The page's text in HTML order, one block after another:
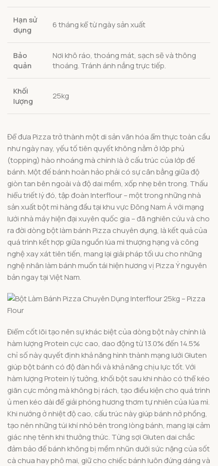
Hạn sử
dụng
6 tháng kể từ ngày sản xuất
Bảo
quản
Nơi khô ráo, thoáng mát, sạch sẽ và thông
thoáng. Tránh ánh nắng trực tiếp.
Khối
lượng
25kg
Để đưa Pizza trở thành một di sản văn hóa ẩm thực toàn cầu
như ngày nay, yếu tố tiên quyết không nằm ở lớp phủ
(topping) hào nhoáng mà chính là ở cấu trúc của lớp đế
bánh. Một đế bánh hoàn hảo phải có sự cân bằng giữa độ
giòn tan bên ngoài và độ dai mềm, xốp nhẹ bên trong. Thấu
hiểu triết lý đó, tập đoàn Interflour – một trong những nhà
sản xuất bột mì hàng đầu tại khu vực Đông Nam Á với mạng
lưới nhà máy hiện đại xuyên quốc gia – đã nghiên cứu và cho
ra đời dòng bột làm bánh Pizza chuyên dụng, là kết quả của
quá trình kết hợp giữa nguồn lúa mì thượng hạng và công
nghệ xay xát tiên tiến, mang lại giải pháp tối ưu cho những
nghệ nhân làm bánh muốn tái hiện hương vị Pizza Ý nguyên
bản ngay tại Việt Nam.
Điểm cốt lõi tạo nên sự khác biệt của dòng bột này chính là
hàm lượng Protein cực cao, dao động từ 13.0% đến 14.5%
chỉ số này quyết định khả năng hình thành mạng lưới Gluten
giúp bột bánh có độ đàn hồi và khả năng chịu lực tốt. Với
hàm lượng Protein lý tưởng, khối bột sau khi nhào có thể kéo
giãn cực mỏng mà không bị rách, tạo điều kiện cho quá trình
ủ men kéo dài để giải phóng hương thơm tự nhiên của lúa mì.
Khi nướng ở nhiệt độ cao, cấu trúc này giúp bánh nở phồng,
tạo nên những túi khí nhỏ bên trong lòng bánh, mang lại cảm
giác nhẹ tênh khi thưởng thức. Từng sợi Gluten dai chắc
đảm bảo đế bánh không bị mềm nhũn dưới sức nặng của sốt
cà chua hay phô mai, giữ cho chiếc bánh luôn đứng dáng và